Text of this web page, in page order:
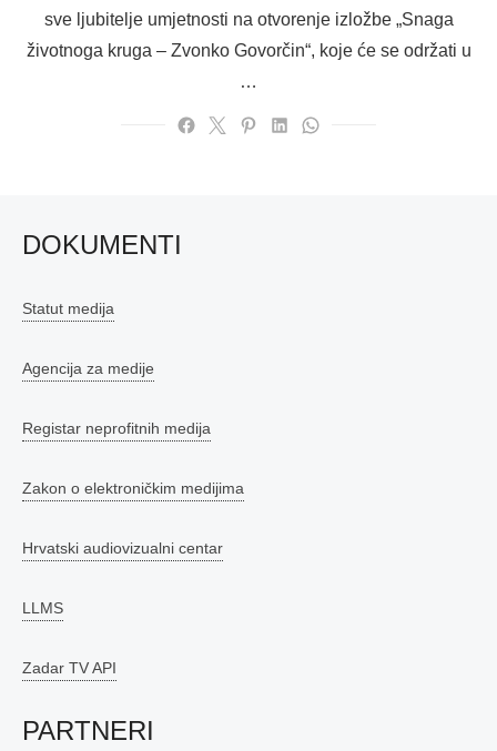
sve ljubitelje umjetnosti na otvorenje izložbe „Snaga
životnoga kruga – Zvonko Govorčin“, koje će se održati u
…
DOKUMENTI
Statut medija
Agencija za medije
Registar neprofitnih medija
Zakon o elektroničkim medijima
Hrvatski audiovizualni centar
LLMS
Zadar TV API
PARTNERI